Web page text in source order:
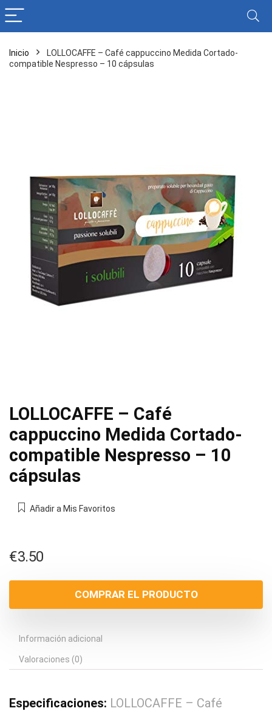
Inicio
LOLLOCAFFE – Café cappuccino Medida Cortado-
compatible Nespresso – 10 cápsulas
LOLLOCAFFE – Café
cappuccino Medida Cortado-
compatible Nespresso – 10
cápsulas
Añadir a Mis Favoritos
€3.50
COMPRAR EL PRODUCTO
Información adicional
Valoraciones (0)
Especificaciones: LOLLOCAFFE – Café